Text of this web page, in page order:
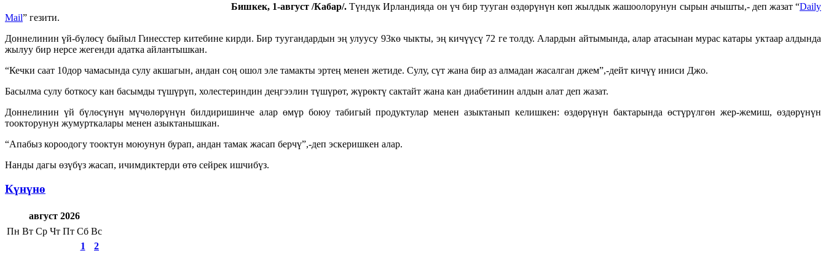
Бишкек, 1-август /Кабар/.Түндүк Ирландияда он үч бир тууган өздөрүнүн көп жылдык жашоолорунун сырын ачышты,- деп жазат “Daily
Mail” гезити.
Доннелинин үй-бүлөсү быйыл Гинесстер китебине кирди. Бир туугандардын эң улуусу 93кө чыкты, эң кичүүсү 72 ге толду. Алардын айтымында, алар атасынан мурас катары уктаар алдында
жылуу бир нерсе жегенди адатка айлантышкан.
“Кечки саат 10дор чамасында сулу акшагын, андан соң ошол эле тамакты эртең менен жетиде. Сулу, сүт жана бир аз алмадан жасалган джем”,-дейт кичүү иниси Джо.
Басылма сулу боткосу кан басымды түшүрүп, холестериндин деңгээлин түшүрөт, жүрөктү сактайт жана кан диабетинин алдын алат деп жазат.
Доннелинин үй бүлөсүнүн мүчөлөрүнүн билдиришинче алар өмүр боюу табигый продуктулар менен азыктанып келишкен: өздөрүнүн бактарында өстүрүлгөн жер-жемиш, өздөрүнүн
тоокторунун жумурткалары менен азыктанышкан.
“Апабыз короодогу тооктун моюунун бурап, андан тамак жасап берчү”,-деп эскеришкен алар.
Нанды дагы өзүбүз жасап, ичимдиктерди өтө сейрек ишчибүз.
Күнүнө
август 2026
Пн Вт Ср Чт Пт Сб Вс
1
2